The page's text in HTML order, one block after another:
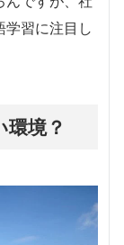
学習に注目し
境？